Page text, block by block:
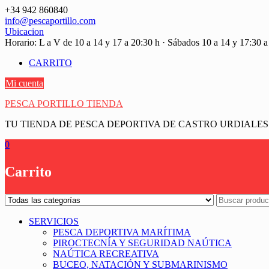
Saltar
contenido
+34 942 860840
info@pescaportillo.com
Ubicacion
Horario: L a V de 10 a 14 y 17 a 20:30 h · Sábados 10 a 14 y 17:30
CARRITO
Mi cuenta
PESCA PORTILLO TIENDA
TU TIENDA DE PESCA DEPORTIVA DE CASTRO URDIALES
0
Carrito
SERVICIOS
PESCA DEPORTIVA MARÍTIMA
PIROCTECNÍA Y SEGURIDAD NAÚTICA
NAÚTICA RECREATIVA
BUCEO, NATACIÓN Y SUBMARINISMO